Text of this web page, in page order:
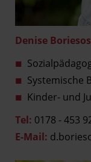
Denise
Systemische
Kinder- und
Tel: 0178 - 453
E-Mail: